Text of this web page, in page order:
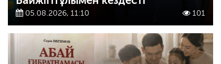
05.08.2026, 11:10 101